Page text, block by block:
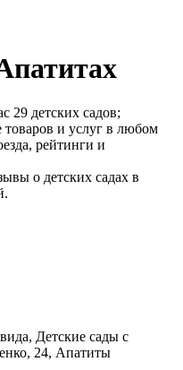
29 детских садов;
и услуг в любом
рейтинги и
о детских садах в
Детские сады с
24, Апатиты